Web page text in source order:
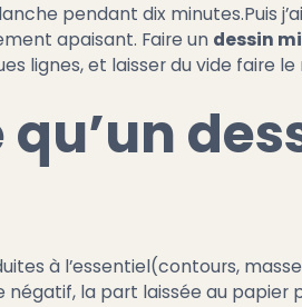
pendant dix minutes.Puis
apaisant. Faire un dessin
lignes, et laisser du vide faire le
qu’un
à l’essentiel(contours,
la part laissée au papier